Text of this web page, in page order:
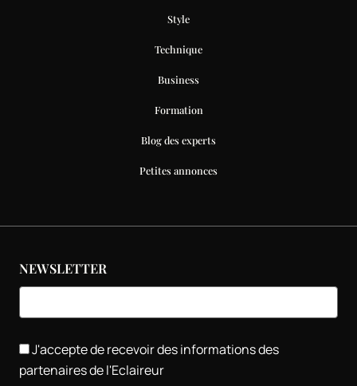
Style
Technique
Business
Formation
Blog des experts
Petites annonces
NEWSLETTER
J'accepte de recevoir des informations des
partenaires de l'Eclaireur